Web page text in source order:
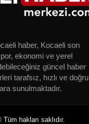
haber, Kocaeli son
ekonomi ve yerel
güncel haber
tarafsız, hızlı ve doğru
sunulmaktadır.
hakları saklıdır.